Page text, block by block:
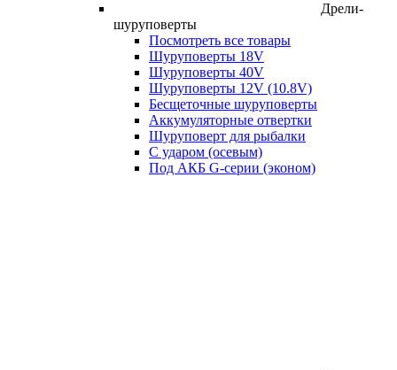
Дрели-
шуруповерты
Посмотреть все товары
Шуруповерты 18V
Шуруповерты 40V
Шуруповерты 12V (10.8V)
Бесщеточные шуруповерты
Аккумуляторные отвертки
Шуруповерт для рыбалки
С ударом (осевым)
Под АКБ G-серии (эконом)